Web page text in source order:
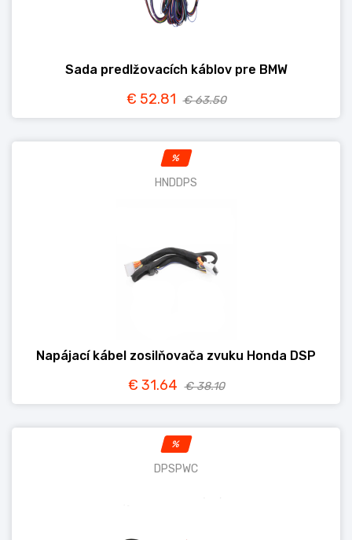
Sada predlžovacích káblov pre BMW
€ 52.81 € 63.50
%
HNDDPS
Napájací kábel zosilňovača zvuku Honda DSP
€ 31.64 € 38.10
%
DPSPWC